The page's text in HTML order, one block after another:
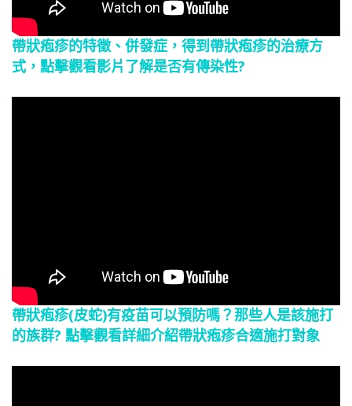
帶狀疱疹的特徵、併發症，得到帶狀疱疹的治療方
式，點擊觀看影片了解是否有傳染性?
帶狀疱疹(皮蛇)有疫苗可以預防嗎？那些人是該施打
的族群? 點擊觀看詳細介紹帶狀疱疹合適施打對象